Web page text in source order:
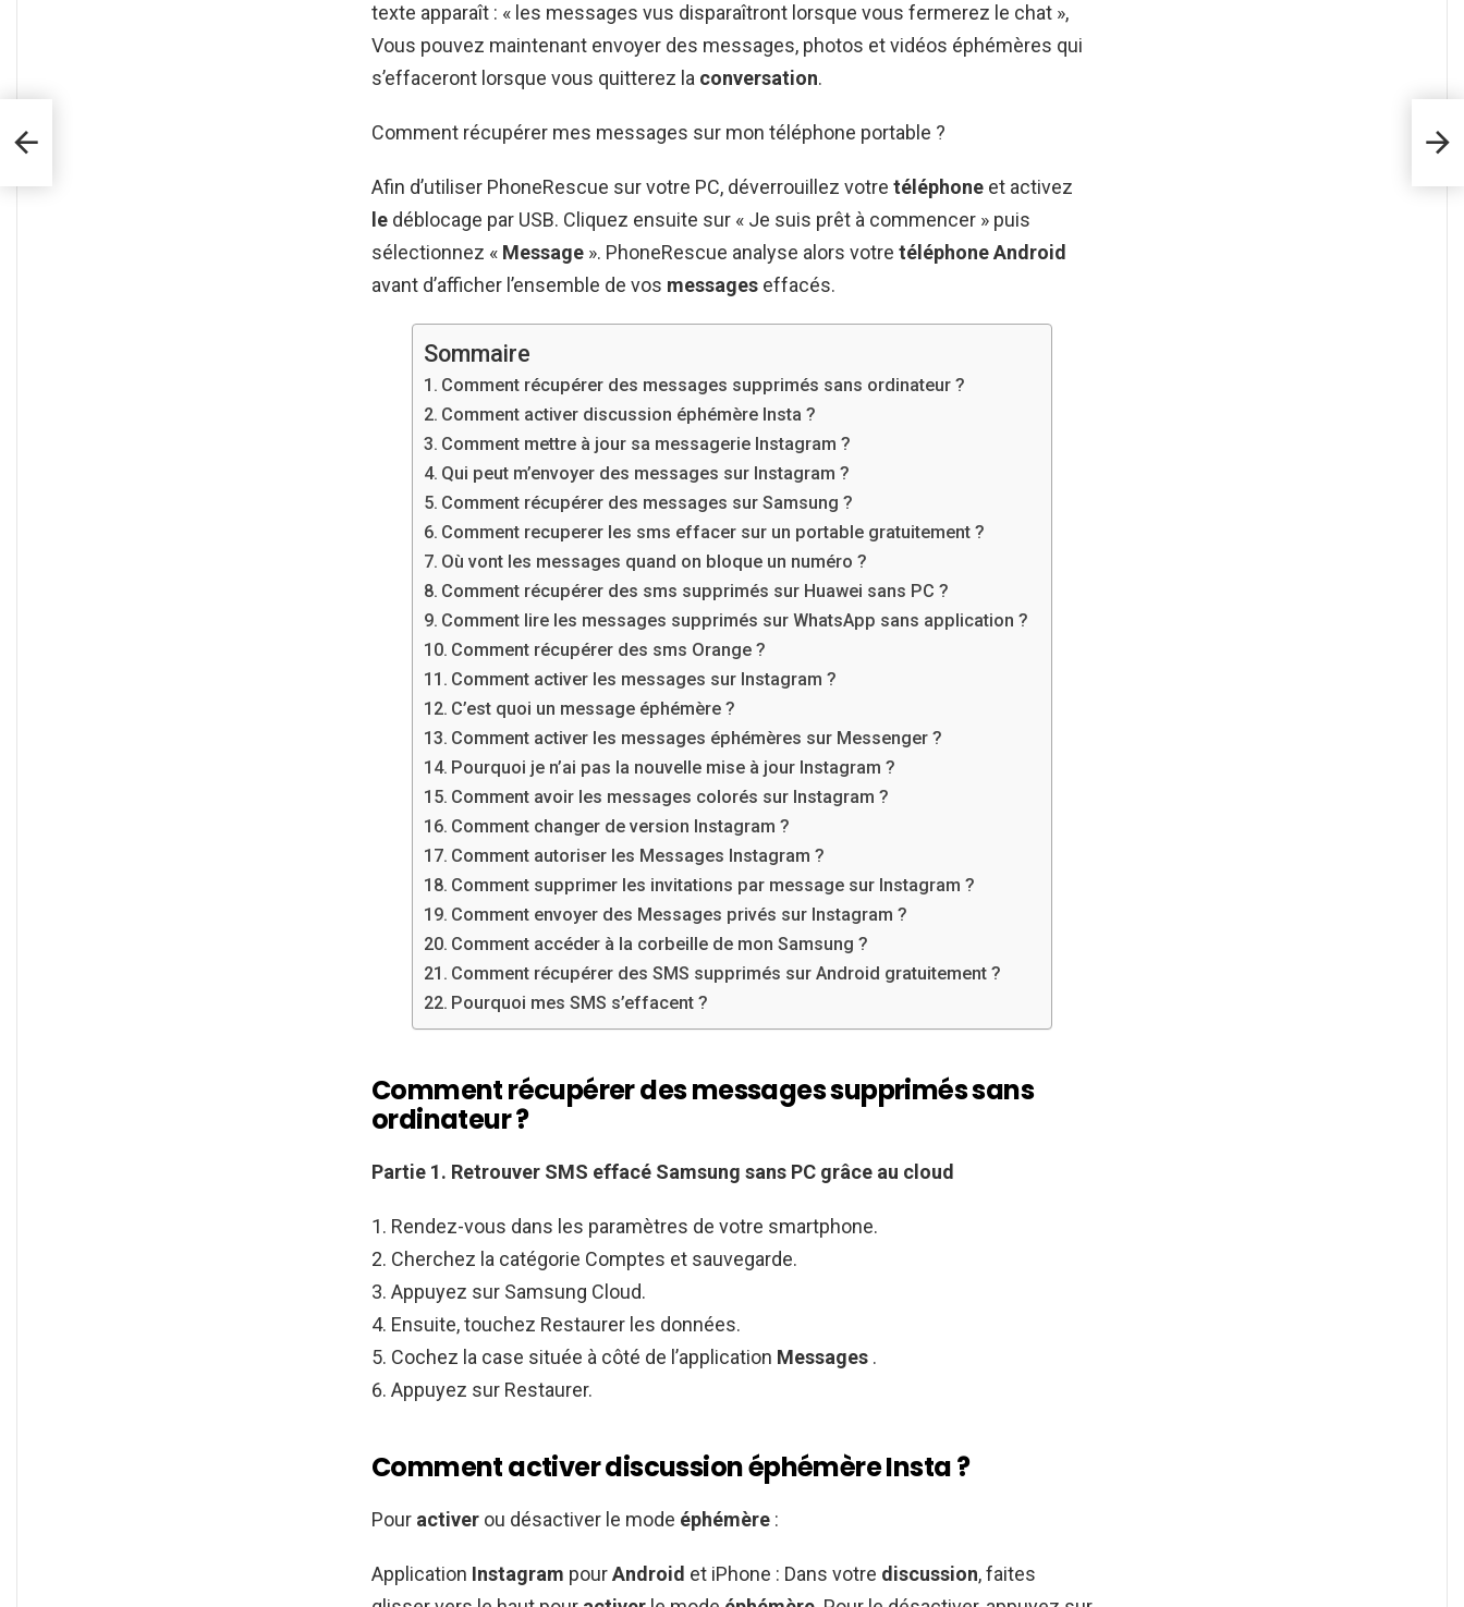
texte apparaît : « les messages vus disparaîtront lorsque vous fermerez le chat »,
Vous pouvez maintenant envoyer des messages, photos et vidéos éphémères qui
s’effaceront lorsque vous quitterez la conversation.
Comment récupérer mes messages sur mon téléphone portable ?
Afin d’utiliser PhoneRescue sur votre PC, déverrouillez votre téléphone et activez
le déblocage par USB. Cliquez ensuite sur « Je suis prêt à commencer » puis
sélectionnez « Message ». PhoneRescue analyse alors votre téléphone Android
avant d’afficher l’ensemble de vos messages effacés.
Sommaire
Comment récupérer des messages supprimés sans ordinateur ?
Comment activer discussion éphémère Insta ?
Comment mettre à jour sa messagerie Instagram ?
Qui peut m’envoyer des messages sur Instagram ?
Comment récupérer des messages sur Samsung ?
Comment recuperer les sms effacer sur un portable gratuitement ?
Où vont les messages quand on bloque un numéro ?
Comment récupérer des sms supprimés sur Huawei sans PC ?
Comment lire les messages supprimés sur WhatsApp sans application ?
Comment récupérer des sms Orange ?
Comment activer les messages sur Instagram ?
C’est quoi un message éphémère ?
Comment activer les messages éphémères sur Messenger ?
Pourquoi je n’ai pas la nouvelle mise à jour Instagram ?
Comment avoir les messages colorés sur Instagram ?
Comment changer de version Instagram ?
Comment autoriser les Messages Instagram ?
Comment supprimer les invitations par message sur Instagram ?
Comment envoyer des Messages privés sur Instagram ?
Comment accéder à la corbeille de mon Samsung ?
Comment récupérer des SMS supprimés sur Android gratuitement ?
Pourquoi mes SMS s’effacent ?
Comment récupérer des messages supprimés sans
ordinateur ?
Partie 1. Retrouver SMS effacé Samsung sans PC grâce au cloud
Rendez-vous dans les paramètres de votre smartphone.
Cherchez la catégorie Comptes et sauvegarde.
Appuyez sur Samsung Cloud.
Ensuite, touchez Restaurer les données.
Cochez la case située à côté de l’application Messages .
Appuyez sur Restaurer.
Comment activer discussion éphémère Insta ?
Pour activer ou désactiver le mode éphémère :
Application Instagram pourAndroid et iPhone : Dans votre discussion, faites